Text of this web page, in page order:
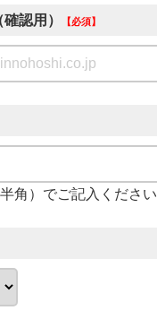
認用） 必須
角）でご記入ください